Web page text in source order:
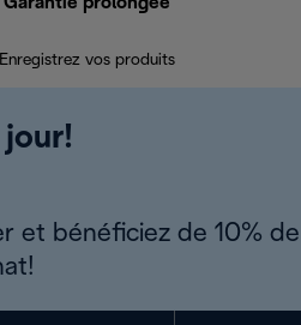
Enregistrez vos produits
jour!
et bénéficiez de 10% de